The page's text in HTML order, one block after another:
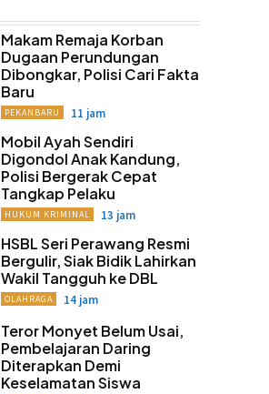
Makam Remaja Korban
Dugaan Perundungan
Dibongkar, Polisi Cari Fakta
Baru
PEKANBARU 11 jam
Mobil Ayah Sendiri
Digondol Anak Kandung,
Polisi Bergerak Cepat
Tangkap Pelaku
HUKUM KRIMINAL 13 jam
HSBL Seri Perawang Resmi
Bergulir, Siak Bidik Lahirkan
Wakil Tangguh ke DBL
OLAHRAGA 14 jam
Teror Monyet Belum Usai,
Pembelajaran Daring
Diterapkan Demi
Keselamatan Siswa